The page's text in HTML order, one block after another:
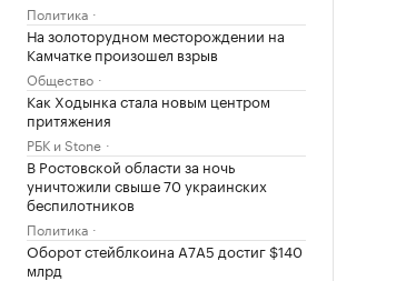
Политика
На золоторудном месторождении на
Камчатке произошел взрыв
Общество
Как Ходынка стала новым центром
притяжения
РБК и Stone
В Ростовской области за ночь
уничтожили свыше 70 украинских
беспилотников
Политика
Оборот стейблкоина А7А5 достиг $140
млрд